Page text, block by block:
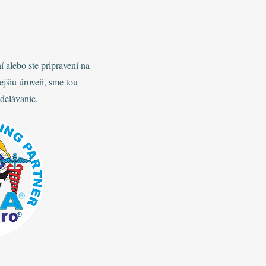
alebo ste pripravení na
úroveň, sme tou